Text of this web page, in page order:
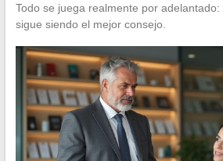
Todo se juega realmente por
sigue siendo el mejor consejo.